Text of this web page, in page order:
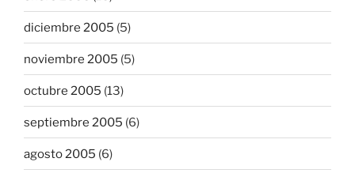
diciembre 2005 (5)
noviembre 2005 (5)
octubre 2005 (13)
septiembre 2005 (6)
agosto 2005 (6)